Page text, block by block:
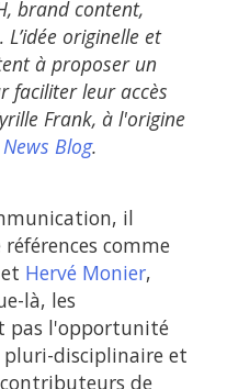
brand content,
originelle et
à proposer un
faciliter leur accès
Frank, à l'origine
Blog.
il
comme
Hervé Monier,
là, les
pas l'opportunité
pluri-disciplinaire et
de